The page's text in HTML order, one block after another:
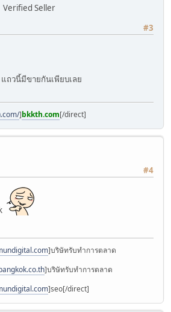
Verified Seller
#3
ถวนี้มีขายกันเพียบเลย
]bkkth.com[/direct]
#4
]บริษัทรับทำการตลาด
]บริษัทรับทำการตลาด
]seo[/direct]